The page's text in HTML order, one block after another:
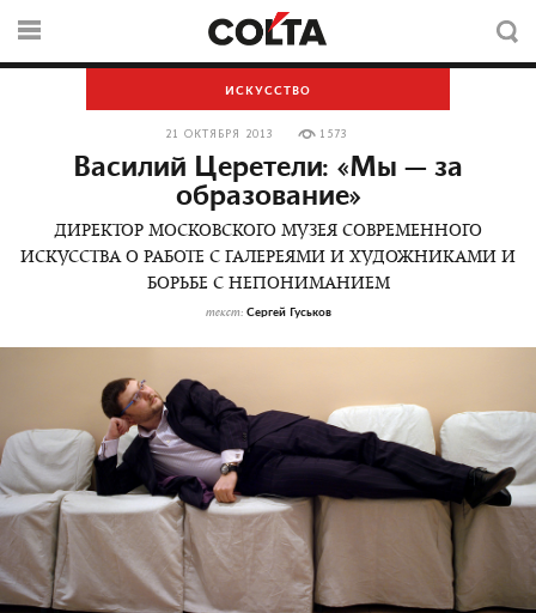
ИСКУССТВО
21 ОКТЯБРЯ 2013 1573
Василий Церетели: «Мы — за
образование»
ДИРЕКТОР МОСКОВСКОГО МУЗЕЯ СОВРЕМЕННОГО
ИСКУССТВА О РАБОТЕ С ГАЛЕРЕЯМИ И ХУДОЖНИКАМИ И
БОРЬБЕ С НЕПОНИМАНИЕМ
текст: Сергей Гуськов